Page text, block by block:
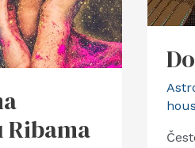
Ribama